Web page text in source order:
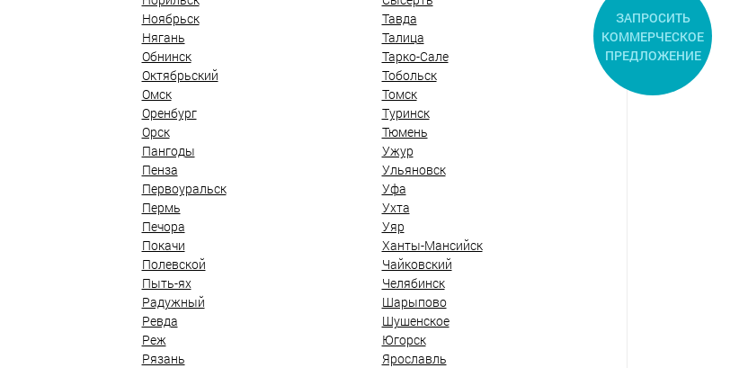
Ноябрьск
Нягань
Обнинск
Октябрьский
Омск
Оренбург
Орск
Пангоды
Пенза
Первоуральск
Пермь
Печора
Покачи
Полевской
Пыть-ях
Радужный
Ревда
Реж
Рязань
Тавда
Талица
Тарко-Сале
Тобольск
Томск
Туринск
Тюмень
Ужур
Ульяновск
Уфа
Ухта
Уяр
Ханты-Мансийск
Чайковский
Челябинск
Шарыпово
Шушенское
Югорск
Ярославль
ЗАПРОСИТЬ
КОММЕРЧЕСКОЕ
ПРЕДЛОЖЕНИЕ